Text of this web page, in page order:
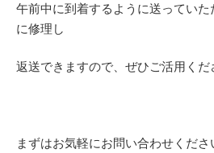
午前中に到着するように送ってい
に修理し
返送できますので、ぜひご活用く
まずはお気軽にお問い合わせくださ